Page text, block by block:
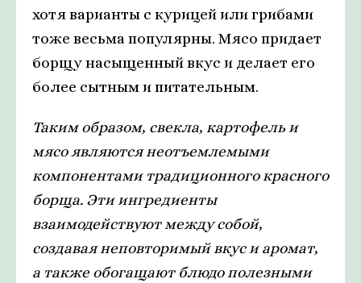
хотя варианты с курицей или грибами
тоже весьма популярны. Мясо придает
борщу насыщенный вкус и делает его
более сытным и питательным.
Таким образом, свекла, картофель и
мясо являются неотъемлемыми
компонентами традиционного красного
борща. Эти ингредиенты
взаимодействуют между собой,
создавая неповторимый вкус и аромат,
а также обогащают блюдо полезными